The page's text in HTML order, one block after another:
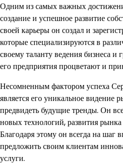
Одним из самых важных
создание и успешное развитие
своей карьеры он создал и
которые специализируются в
своему таланту ведения бизнеса
его предприятия процветают и
Несомненным фактором успеха
является его уникальное видение
предвидеть будущие тренды. Он
новых технологий, развития
Благодаря этому он всегда на шаг
предложить своим клиентам
услуги.